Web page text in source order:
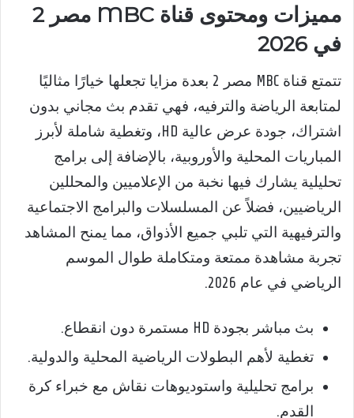
مميزات ومحتوى قناة MBC مصر 2
في 2026
تتمتع قناة MBC مصر 2 بعدة مزايا تجعلها خيارًا مثاليًا
لمتابعة الرياضة والترفيه، فهي تقدم بث مجاني بدون
اشتراك، جودة عرض عالية HD، وتغطية شاملة لأبرز
المباريات المحلية والأوروبية، بالإضافة إلى برامج
تحليلية يشارك فيها نخبة من الإعلاميين والمحللين
الرياضيين، فضلاً عن المسلسلات والبرامج الاجتماعية
والترفيهية التي تلبي جميع الأذواق، مما يمنح المشاهد
تجربة مشاهدة ممتعة ومتكاملة طوال الموسم
الرياضي في عام 2026.
بث مباشر بجودة HD مستمرة دون انقطاع.
تغطية لأهم البطولات الرياضية المحلية والدولية.
برامج تحليلية واستوديوهات نقاش مع خبراء كرة
القدم.